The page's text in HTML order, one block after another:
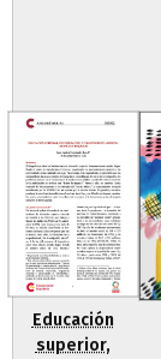
Educación
superior,